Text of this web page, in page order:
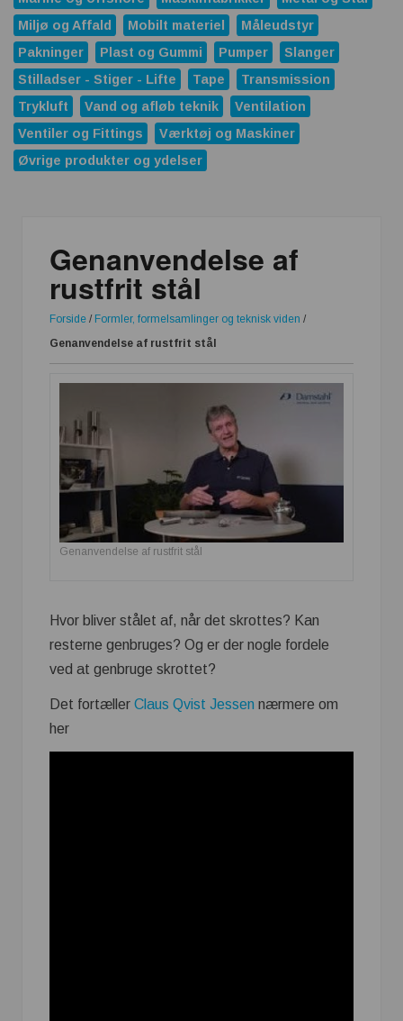
Miljø og Affald
Mobilt materiel
Måleudstyr
Pakninger
Plast og Gummi Pumper
Slanger
Stilladser - Stiger - Lifte
Tape
Transmission
Trykluft
Vand og afløb teknik
Ventilation
Ventiler og Fittings
Værktøj og Maskiner
Øvrige produkter og ydelser
Genanvendelse af
rustfrit stål
Forside / Formler, formelsamlinger og teknisk viden /
Genanvendelse af rustfrit stål
Genanvendelse af rustfrit stål
Hvor bliver stålet af, når det skrottes? Kan
resterne genbruges? Og er der nogle fordele
ved at genbruge skrottet?
Det fortæller Claus Qvist Jessen nærmere om
her